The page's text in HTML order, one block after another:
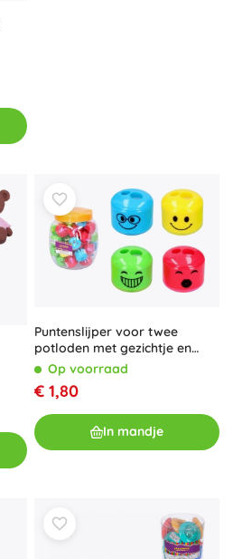
Puntenslijper voor twee
potloden met gezichtje en
reservoir
Op voorraad
€ 1,80
In mandje